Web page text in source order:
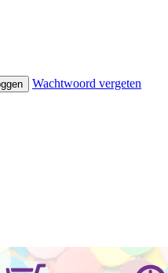
Wachtwoord vergeten